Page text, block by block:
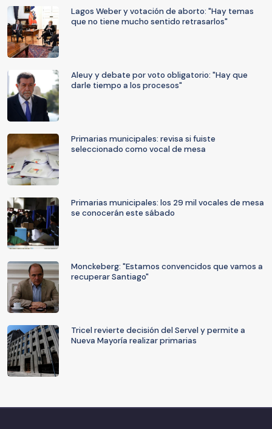
Lagos Weber y votación de aborto: "Hay temas
que no tiene mucho sentido retrasarlos"
Aleuy y debate por voto obligatorio: "Hay que
darle tiempo a los procesos"
Primarias municipales: revisa si fuiste
seleccionado como vocal de mesa
Primarias municipales: los 29 mil vocales de mesa
se conocerán este sábado
Monckeberg: "Estamos convencidos que vamos a
recuperar Santiago"
Tricel revierte decisión del Servel y permite a
Nueva Mayoría realizar primarias